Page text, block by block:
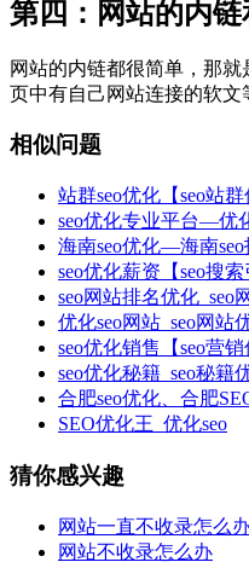
第四：网站的内
网站的内链都很简单，那
页中有自己网站连接的软文
相似问题
站群seo优化【seo站群
seo优化专业平台—优
海南seo优化—海南seo
seo优化薪资【seo搜
seo网站排名优化_seo
优化seo网站_seo网站
seo优化销售【seo营销
seo优化秘籍_seo秘籍
合肥seo优化、合肥
SEO优化王_优化seo
猜你感兴趣
网站一直不收录怎么
网站不收录怎么办